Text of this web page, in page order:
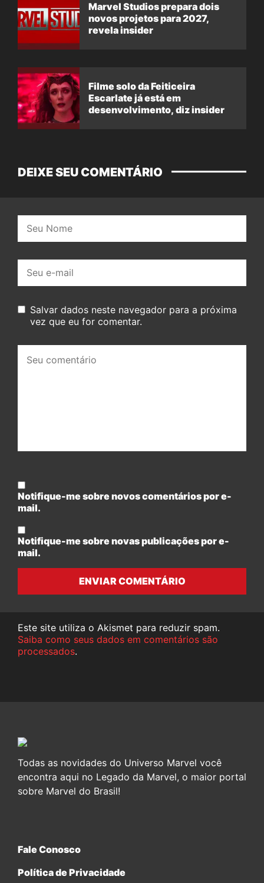
Marvel Studios prepara dois
novos projetos para 2027,
revela insider
Filme solo da Feiticeira
Escarlate já está em
desenvolvimento, diz insider
DEIXE SEU COMENTÁRIO
mail:
Salvar dados neste navegador para a próxima
vez que eu for comentar.
comentário:
Notifique-me sobre novos comentários por e-
mail.
Notifique-me sobre novas publicações por e-
mail.
ENVIAR COMENTÁRIO
Este site utiliza o Akismet para reduzir spam.
Saiba como seus dados em comentários são
processados.
Todas as novidades do Universo Marvel você
encontra aqui no Legado da Marvel, o maior portal
sobre Marvel do Brasil!
Fale Conosco
Política de Privacidade